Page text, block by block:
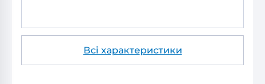
Всі характеристики